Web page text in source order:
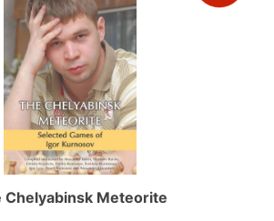
Chelyabinsk Meteorite